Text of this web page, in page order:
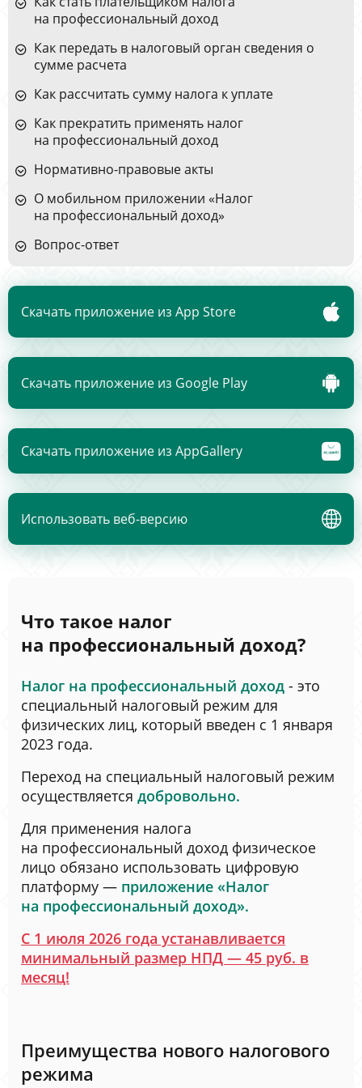
на профессиональный доход
Как передать в налоговый орган сведения о
сумме расчета
Как рассчитать сумму налога к уплате
Как прекратить применять налог
на профессиональный доход
Нормативно-правовые акты
О мобильном приложении «Налог
на профессиональный доход»
Вопрос-ответ
Скачать приложение из App Store
Скачать приложение из Google Play
Скачать приложение из AppGallery
Использовать веб-версию
Что такое налог
на профессиональный доход?
Налог на профессиональный доход - это
специальный налоговый режим для
физических лиц, который введен с 1 января
2023 года.
Переход на специальный налоговый режим
осуществляется добровольно.
Для применения налога
на профессиональный доход физическое
лицо обязано использовать цифровую
платформу — приложение «Налог
на профессиональный доход».
С 1 июля 2026 года устанавливается
минимальный размер НПД — 45 руб. в
месяц!
Преимущества нового налогового
режима